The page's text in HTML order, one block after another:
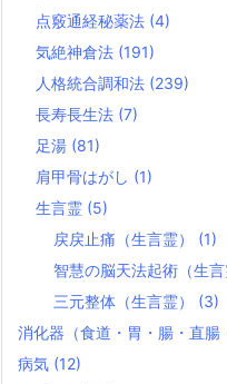
点竅通経秘薬法 (4)
気絶神倉法 (191)
人格統合調和法 (239)
長寿長生法 (7)
足湯 (81)
肩甲骨はがし (1)
生言霊 (5)
戻戻止痛（生言霊） (1)
智慧の脳天法起術（生言
三元整体（生言霊） (3)
消化器（食道・胃・腸・直
病気 (12)